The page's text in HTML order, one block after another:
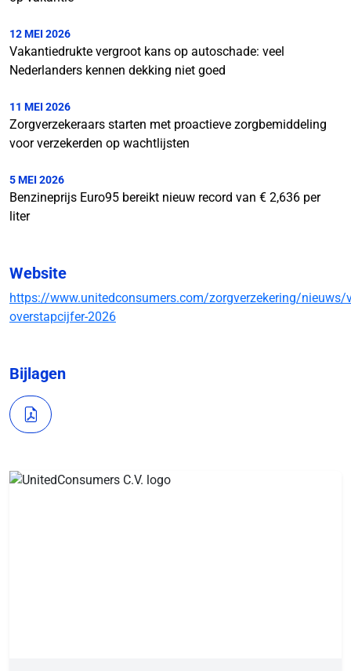
12 MEI 2026
Vakantiedrukte vergroot kans op autoschade: veel
Nederlanders kennen dekking niet goed
11 MEI 2026
Zorgverzekeraars starten met proactieve zorgbemiddeling
voor verzekerden op wachtlijsten
5 MEI 2026
Benzineprijs Euro95 bereikt nieuw record van € 2,636 per
liter
Website
https://www.unitedconsumers.com/zorgverzekering/nieuws/
overstapcijfer-2026
Bijlagen